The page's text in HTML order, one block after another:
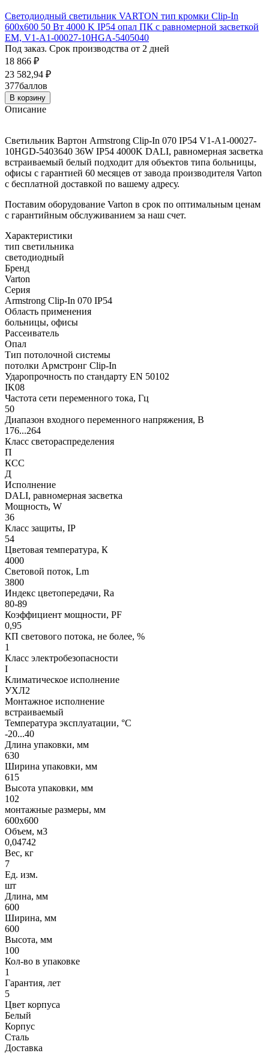
Светодиодный светильник VARTON тип кромки Clip-In
600х600 50 Вт 4000 K IP54 опал ПК с равномерной засветкой
EM, V1-A1-00027-10HGA-5405040
Под заказ. Срок производства от 2 дней
18 866 ₽
23 582,94 ₽
377баллов
В корзину
Описание
Светильник Вартон Armstrong Clip-In 070 IP54 V1-A1-00027-
10HGD-5403640 36W IP54 4000K DALI, равномерная засветка
встраиваемый белый подходит для объектов типа больницы,
офисы с гарантией 60 месяцев от завода производителя Varton
с бесплатной доставкой по вашему адресу.
Поставим оборудование Varton в срок по оптимальным ценам
с гарантийным обслуживанием за наш счет.
Характеристики
тип светильника
светодиодный
Бренд
Varton
Серия
Armstrong Clip-In 070 IP54
Область применения
больницы, офисы
Рассеиватель
Опал
Тип потолочной системы
потолки Армстронг Clip-In
Ударопрочность по стандарту EN 50102
IK08
Частота сети переменного тока, Гц
50
Диапазон входного переменного напряжения, В
176...264
Класс светораспределения
П
КСС
Д
Исполнение
DALI, равномерная засветка
Мощность, W
36
Класс защиты, IP
54
Цветовая температура, К
4000
Световой поток, Lm
3800
Индекс цветопередачи, Ra
80-89
Коэффициент мощности, PF
0,95
КП светового потока, не более, %
1
Класс электробезопасности
I
Климатическое исполнение
УХЛ2
Монтажное исполнение
встраиваемый
Температура эксплуатации, °С
-20...40
Длина упаковки, мм
630
Ширина упаковки, мм
615
Высота упаковки, мм
102
монтажные размеры, мм
600x600
Объем, м3
0,04742
Вес, кг
7
Ед. изм.
шт
Длина, мм
600
Ширина, мм
600
Высота, мм
100
Кол-во в упаковке
1
Гарантия, лет
5
Цвет корпуса
Белый
Корпус
Сталь
Доставка